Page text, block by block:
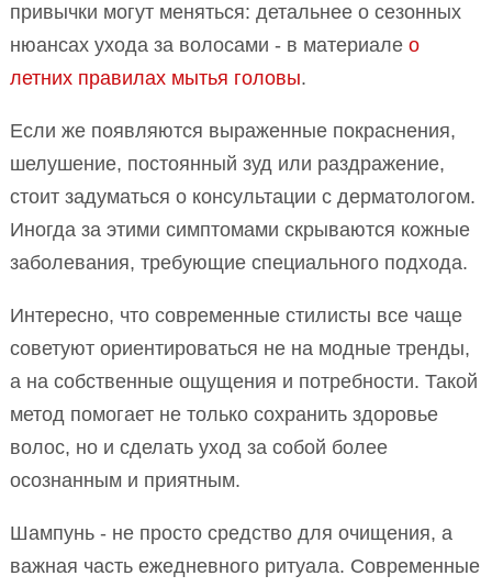
привычки могут меняться: детальнее о сезонных
нюансах ухода за волосами - в материале о
летних правилах мытья головы.
Если же появляются выраженные покраснения,
шелушение, постоянный зуд или раздражение,
стоит задуматься о консультации с дерматологом.
Иногда за этими симптомами скрываются кожные
заболевания, требующие специального подхода.
Интересно, что современные стилисты все чаще
советуют ориентироваться не на модные тренды,
а на собственные ощущения и потребности. Такой
метод помогает не только сохранить здоровье
волос, но и сделать уход за собой более
осознанным и приятным.
Шампунь - не просто средство для очищения, а
важная часть ежедневного ритуала. Современные